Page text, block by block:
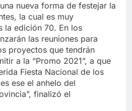
nueva forma de festejar la
la cual es muy
la edición 70. En los
las reuniones para
proyectos que tendrán
a la “Promo 2021”, a que
Fiesta Nacional de los
ese el anhelo del
finalizó el